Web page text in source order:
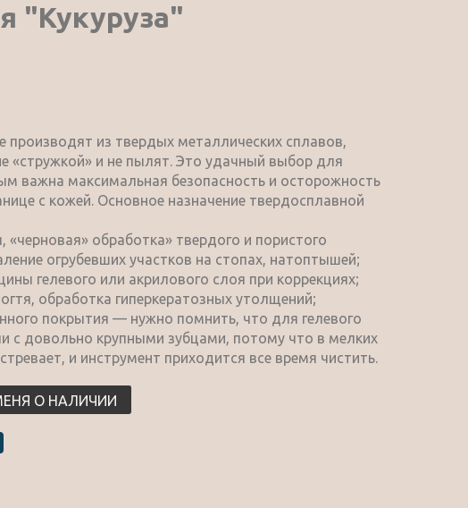
"Кукуруза"
производят из твердых металлических сплавов,
«стружкой» и не пылят. Это удачный выбор для
важна максимальная безопасность и осторожность
с кожей. Основное назначение твердосплавной
«черновая» обработка» твердого и пористого
огрубевших участков на стопах, натоптышей;
гелевого или акрилового слоя при коррекциях;
обработка гиперкератозных утолщений;
покрытия — нужно помнить, что для гелевого
с довольно крупными зубцами, потому что в мелких
и инструмент приходится все время чистить.
О НАЛИЧИИ